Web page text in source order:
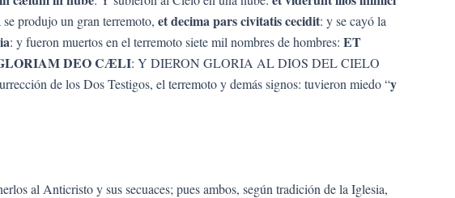
produjo un gran terremoto, et decima pars civitatis cecidit: y se cayó la
: y fueron muertos en el terremoto siete mil nombres de hombres: ET
DEO CÆLI: Y DIERON GLORIA AL DIOS DEL CIELO
de los Dos Testigos, el terremoto y demás signos: tuvieron miedo “y
al Anticristo y sus secuaces; pues ambos, según tradición de la Iglesia,